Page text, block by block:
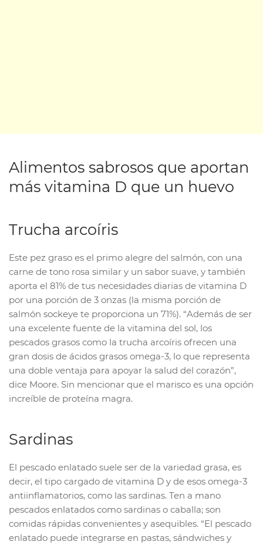
Alimentos sabrosos que aportan
más vitamina D que un huevo
Trucha arcoíris
Este pez graso es el primo alegre del salmón, con una
carne de tono rosa similar y un sabor suave, y también
aporta el 81% de tus necesidades diarias de vitamina D
por una porción de 3 onzas (la misma porción de
salmón sockeye te proporciona un 71%). “Además de ser
una excelente fuente de la vitamina del sol, los
pescados grasos como la trucha arcoíris ofrecen una
gran dosis de ácidos grasos omega-3, lo que representa
una doble ventaja para apoyar la salud del corazón”,
dice Moore. Sin mencionar que el marisco es una opción
increíble de proteína magra.
Sardinas
El pescado enlatado suele ser de la variedad grasa, es
decir, el tipo cargado de vitamina D y de esos omega-3
antiinflamatorios, como las sardinas. Ten a mano
pescados enlatados como sardinas o caballa; son
comidas rápidas convenientes y asequibles. “El pescado
enlatado puede integrarse en pastas, sándwiches y